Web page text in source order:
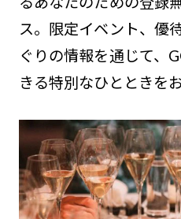
ス。限定イベント、優
ぐりの情報を通じて、
きる特別なひとときを